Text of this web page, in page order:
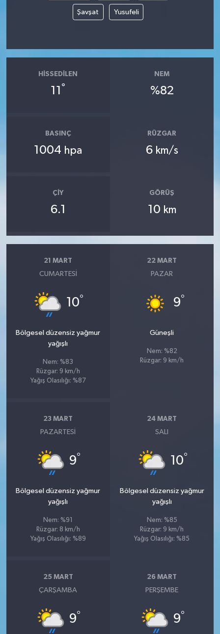
Şavşat Yusufeli
HISSEDILEN
11 °
NEM
%82
BASINÇ
1004 hpa
RÜZGAR
6 km/s
ÇIY
6.1
GÖRÜŞ
10 km
21 MART
CUMARTESI
10°
Bölgesel düzensiz yağmur
yağışlı
Nem: %83
Rüzgar: 9 km/h
Yağış Olasılığı: %87
22 MART
PAZAR
9°
Güneşli
Nem: %82
Rüzgar: 9 km/h
23 MART
PAZARTESI
9°
Bölgesel düzensiz yağmur
yağışlı
Nem: %91
Rüzgar: 8 km/h
Yağış Olasılığı: %89
24 MART
SALI
10°
Bölgesel düzensiz yağmur
yağışlı
Nem: %85
Rüzgar: 9 km/h
Yağış Olasılığı: %85
25 MART
ÇARŞAMBA
9°
26 MART
PERŞEMBE
9°